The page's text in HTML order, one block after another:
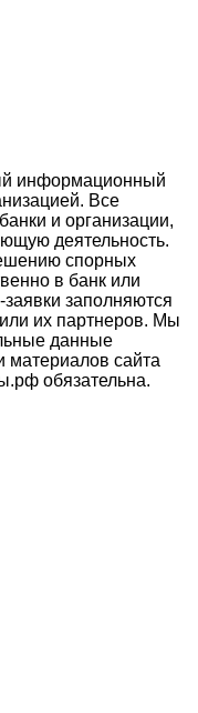
информационный
Все
и организации,
деятельность.
спорных
в банк или
заполняются
их партнеров. Мы
данные
материалов сайта
обязательна.